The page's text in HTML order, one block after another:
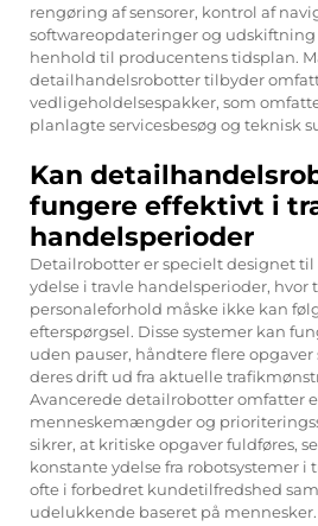
rengøring af sensorer, kontrol af
softwareopdateringer og udskiftning
henhold til producentens tidsplan.
detailhandelsrobotter tilbyder
vedligeholdelsespakker, som
planlagte servicesbesøg og teknisk
Kan
fungere effektivt i
handelsperioder
Detailrobotter er specielt designet
ydelse i travle handelsperioder, hvor
personaleforhold måske ikke kan
efterspørgsel. Disse systemer kan
uden pauser, håndtere flere
deres drift ud fra aktuelle
Avancerede detailrobotter omfatter
menneskemængder og
sikrer, at kritiske opgaver fuldføres,
konstante ydelse fra robotsystemer i
ofte i forbedret kundetilfredshed
udelukkende baseret på mennesker.